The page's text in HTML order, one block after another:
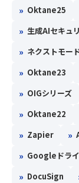
» Oktane25
» 生成AIセキュ
» ネクストモー
» Oktane23
» OIGシリーズ
» Oktane22
» Zapier »
» Googleドラ
» DocuSign